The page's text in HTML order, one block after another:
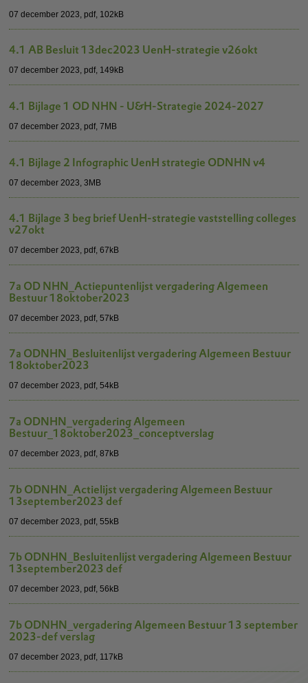
07 december 2023, pdf, 102kB
4.1 AB Besluit 13dec2023 UenH-strategie v26okt
07 december 2023, pdf, 149kB
4.1 Bijlage 1 OD NHN - U&H-Strategie 2024-2027
07 december 2023, pdf, 7MB
4.1 Bijlage 2 Infographic UenH strategie ODNHN v4
07 december 2023, 3MB
4.1 Bijlage 3 beg brief UenH-strategie vaststelling colleges
v27okt
07 december 2023, pdf, 67kB
7a OD NHN_Actiepuntenlijst vergadering Algemeen
Bestuur 18oktober2023
07 december 2023, pdf, 57kB
7a ODNHN_Besluitenlijst vergadering Algemeen Bestuur
18oktober2023
07 december 2023, pdf, 54kB
7a ODNHN_vergadering Algemeen
Bestuur_18oktober2023_conceptverslag
07 december 2023, pdf, 87kB
7b ODNHN_Actielijst vergadering Algemeen Bestuur
13september2023 def
07 december 2023, pdf, 55kB
7b ODNHN_Besluitenlijst vergadering Algemeen Bestuur
13september2023 def
07 december 2023, pdf, 56kB
7b ODNHN_vergadering Algemeen Bestuur 13 september
2023-def verslag
07 december 2023, pdf, 117kB